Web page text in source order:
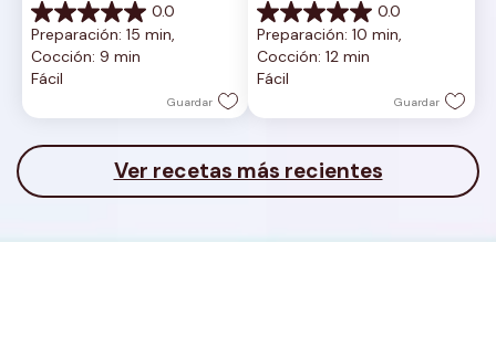
0.0
0.0
de
5
estrellas.
Preparación: 15 min,
Cocción: 9 min
Fácil
Guardar
0.0
0.0
de
5
estrellas.
Preparación: 10 min,
Cocción: 12 min
Fácil
Guardar
Ver recetas más recientes